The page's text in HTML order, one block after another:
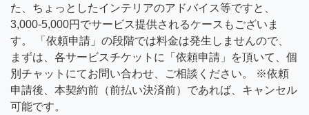
た、ちょっとしたインテリアのアドバイス等ですと、
3,000-5,000円でサービス提供されるケースもございま
す。 「依頼申請」の段階では料金は発生しませんので、
まずは、各サービスチケットに「依頼申請」を頂いて、個
別チャットにてお問い合わせ、ご相談ください。 ※依頼
申請後、本契約前（前払い決済前）であれば、キャンセル
可能です。